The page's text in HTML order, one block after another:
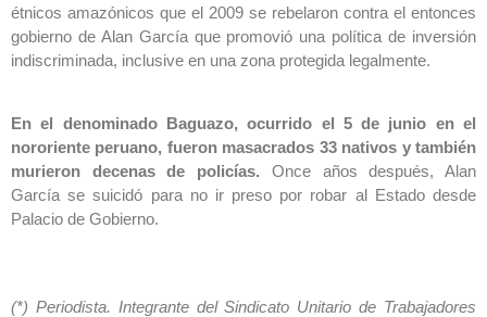
étnicos amazónicos que el 2009 se rebelaron contra el entonces
gobierno de Alan García que promovió una política de inversión
indiscriminada, inclusive en una zona protegida legalmente.
En el denominado Baguazo, ocurrido el 5 de junio en el
nororiente peruano, fueron masacrados 33 nativos y también
murieron decenas de policías. Once años después, Alan
García se suicidó para no ir preso por robar al Estado desde
Palacio de Gobierno.
(*) Periodista. Integrante del Sindicato Unitario de Trabajadores